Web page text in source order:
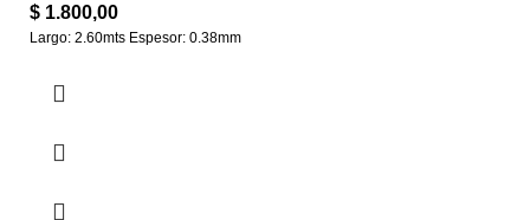
$ 1.800,00
Largo: 2.60mts Espesor: 0.38mm